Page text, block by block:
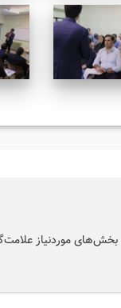
بخش‌های موردنیاز